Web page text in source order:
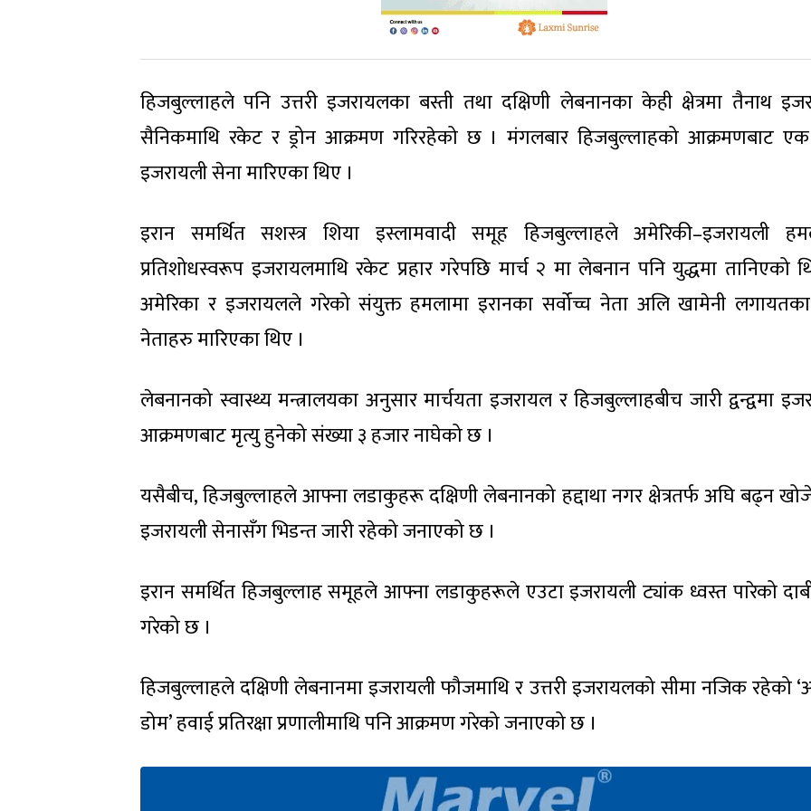
हिजबुल्लाहले पनि उत्तरी इजरायलका बस्ती तथा दक्षिणी लेबनानका केही क्षेत्रमा तैनाथ
सैनिकमाथि रकेट र ड्रोन आक्रमण गरिरहेको छ । मंगलबार हिजबुल्लाहको आक्रमणबाट
इजरायली सेना मारिएका थिए ।
इरान समर्थित सशस्त्र शिया इस्लामवादी समूह हिजबुल्लाहले अमेरिकी–इजरायली
प्रतिशोधस्वरूप इजरायलमाथि रकेट प्रहार गरेपछि मार्च २ मा लेबनान पनि युद्धमा तानिएको
अमेरिका र इजरायलले गरेको संयुक्त हमलामा इरानका सर्वोच्च नेता अलि खामेनी लगायतका
नेताहरु मारिएका थिए ।
लेबनानको स्वास्थ्य मन्त्रालयका अनुसार मार्चयता इजरायल र हिजबुल्लाहबीच जारी द्वन्द्वमा
आक्रमणबाट मृत्यु हुनेको संख्या ३ हजार नाघेको छ ।
यसैबीच, हिजबुल्लाहले आफ्ना लडाकुहरू दक्षिणी लेबनानको हद्दाथा नगर क्षेत्रतर्फ अघि बढ्न
इजरायली सेनासँग भिडन्त जारी रहेको जनाएको छ ।
इरान समर्थित हिजबुल्लाह समूहले आफ्ना लडाकुहरूले एउटा इजरायली ट्यांक ध्वस्त पारेको
गरेको छ ।
हिजबुल्लाहले दक्षिणी लेबनानमा इजरायली फौजमाथि र उत्तरी इजरायलको सीमा नजिक रहेको
डोम’ हवाई प्रतिरक्षा प्रणालीमाथि पनि आक्रमण गरेको जनाएको छ ।